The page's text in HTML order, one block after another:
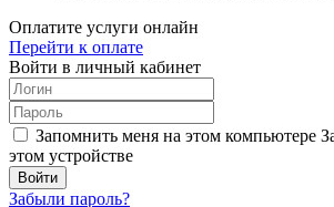
Оплатите услуги онлайн
Перейти к оплате
Войти в личный кабинет
Запомнить меня на этом компьютере
этом устройстве
Забыли пароль?